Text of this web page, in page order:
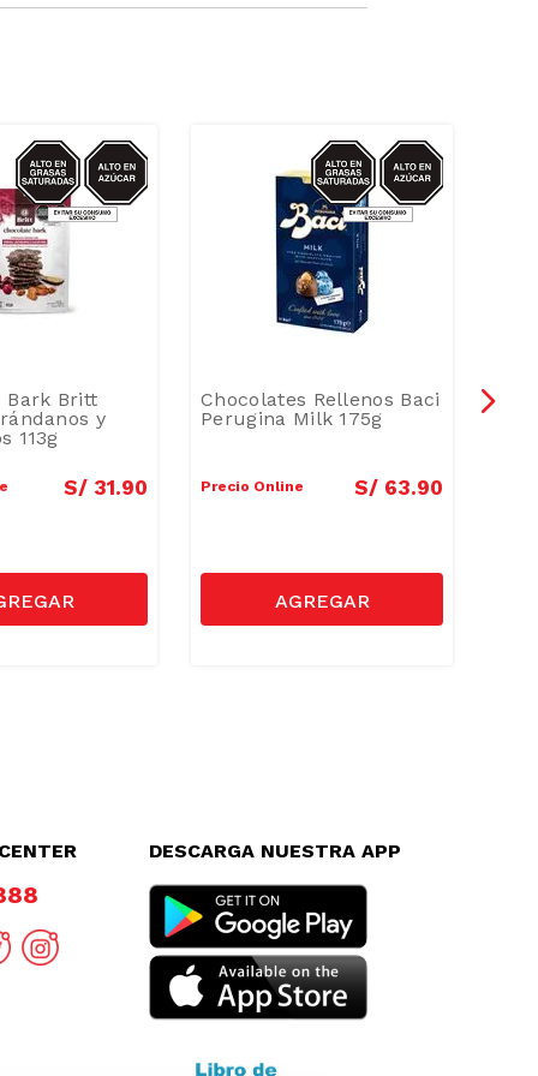
AZUCAR/GRASAS-
SAT
Bark Britt
y
113g
S/ 31.90
AZUCAR/GRASAS-
SAT
Chocolates Rellenos Baci
Perugina Milk 175g
Precio Online S/ 63.90
DESCARGA NUESTRA APP